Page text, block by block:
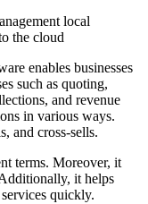
local
the cloud
enables businesses
such as quoting,
and revenue
in various ways.
and cross-sells.
terms. Moreover, it
it helps
quickly.